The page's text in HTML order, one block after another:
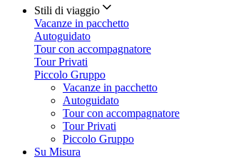
Stili di viaggio
Vacanze in pacchetto
Autoguidato
Tour con accompagnatore
Tour Privati
Piccolo Gruppo
Vacanze in pacchetto
Autoguidato
Tour con accompagnatore
Tour Privati
Piccolo Gruppo
Su Misura